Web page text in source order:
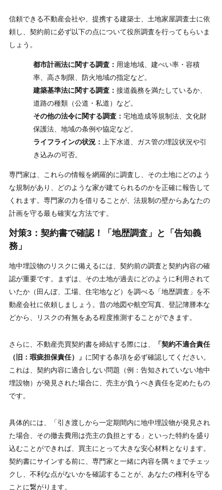
信頼できる不動産会社や、提携する建築士、土地家屋調査士に依
頼し、契約前に必ず以下の点について役所調査を行ってもらいま
しょう。
都市計画法に関する調査： 用途地域、建ぺい率・容積
率、高さ制限、防火地域の指定など。
建築基準法に関する調査： 接道義務を満たしているか、
道路の種類（公道・私道）など。
その他の法令に関する調査： 宅地造成等規制法、文化財
保護法、地域の条例や協定など。
ライフラインの状況：
上下水道、ガス管の埋設状況や引
き込みの可否。
専門家は、これらの情報を網羅的に調査し、その土地にどのよう
な規制があり、どのような家が建てられるのかを正確に報告して
くれます。専門家の力を借りることが、法規制の壁からあなたの
計画を守る最も確実な方法です。
対策3：契約書で確認！「地歴調査」と「告知義
務」
地中埋設物のリスクに備えるには、契約前の調査と契約内容の確
認が重要です。まずは、その土地が過去にどのように利用されて
いたか（田んぼ、工場、住宅地など）を調べる「地歴調査」を不
動産会社に依頼しましょう。昔の地図や航空写真、登記簿謄本な
どから、リスクの有無をある程度推測することができます。
さらに、不動産売買契約書を締結する際には、
「契約不適合責任
（旧：瑕疵担保責任）」 に関する条項を必ず確認してください。
これは、契約内容に適合しない問題（例：告知されていない地中
埋設物）が発見された場合に、売主が負うべき責任を定めたもの
です。
具体的には、「引き渡しから一定期間内に地中埋設物が発見され
た場合、その撤去費用は売主の負担とする」といった特約を盛り
込むことができれば、買主にとって大きな安心材料となります。
契約書にサインする前に、専門家と一緒に内容を隅々までチェッ
クし、不利な点がないかを確認することが、あなたの権利を守る
ことに繋がります。